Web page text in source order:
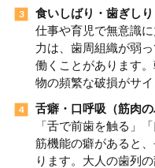
食いしばり・歯ぎしり
仕事や育児で無意識
力は、歯周組織が弱
働くことがあります
物の頻繁な破損がサイ
舌癖・口呼吸（筋肉
「舌で前歯を触る」
筋機能の癖があると
ります。大人の歯列